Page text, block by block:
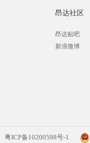
昂达社区
昂达贴吧
新浪微博
粤ICP备10200598号-1